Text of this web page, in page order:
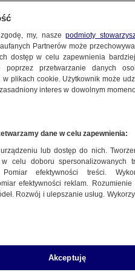
my, naszepodmioty
Partnerów może
dostęp w celu zapewnienia
przetwarzanie danych
plikach cookie. Użytkownik może
interes w dowolnym
dane w celu zapewnienia:
lub dostęp do nich.
w celu doboru spersonalizowanych
Pomiar efektywności treści.
efektywności reklam.
Rozwój i ulepszanie usług.
Akceptuję